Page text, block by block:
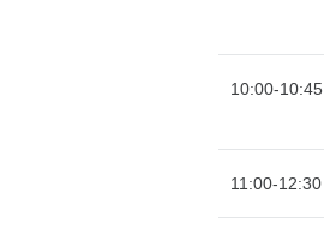
10:00-10:45
11:00-12:30